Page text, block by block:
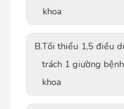
khoa
B.Tối thiểu 1,5 điều
trách 1 giường
khoa